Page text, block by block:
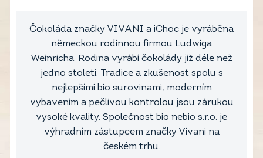
Čokoláda značky VIVANI a iChoc je vyráběna
německou rodinnou firmou Ludwiga
Weinricha. Rodina vyrábí čokolády již déle než
jedno století. Tradice a zkušenost spolu s
nejlepšími bio surovinami, moderním
vybavením a pečlivou kontrolou jsou zárukou
vysoké kvality. Společnost bio nebio s.r.o. je
výhradním zástupcem značky Vivani na
českém trhu.